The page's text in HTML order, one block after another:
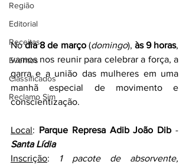
Região
Editorial
Receitas
Eventos
Classificados
Reclamo Sim
No dia 8 de março (domingo), às 9 horas,
vamos nos reunir para celebrar a força, a
garra e a união das mulheres em uma
manhã especial de movimento e
conscientização.
Local: Parque Represa Adib João Dib
Santa Lídia
Inscrição:
1 pacote de absorvente,